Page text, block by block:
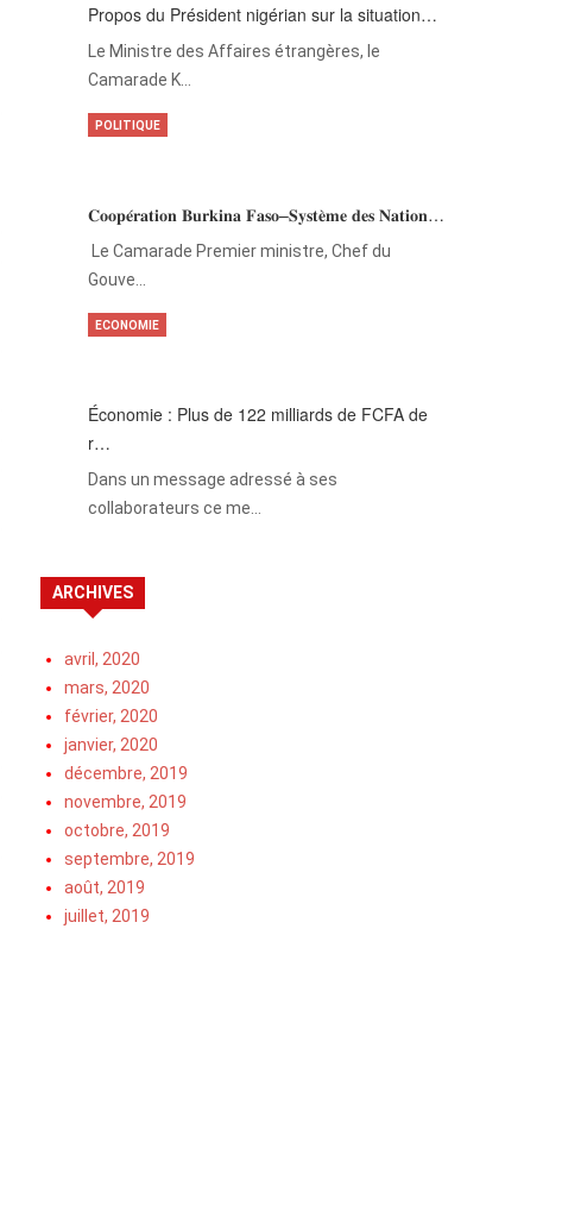
Propos du Président nigérian sur la situation…
Le Ministre des Affaires étrangères, le
Camarade K…
𝐂𝐨𝐨𝐩𝐞́𝐫𝐚𝐭𝐢𝐨𝐧 𝐁𝐮𝐫𝐤𝐢𝐧𝐚 𝐅𝐚𝐬𝐨–𝐒𝐲𝐬𝐭𝐞̀𝐦𝐞 𝐝𝐞𝐬 𝐍𝐚𝐭𝐢𝐨𝐧…
‎Le Camarade Premier ministre, Chef du
Gouve…
POLITIQUE
Économie : Plus de 122 milliards de FCFA de
r…
Dans un message adressé à ses
collaborateurs ce me…
ECONOMIE
ARCHIVES
avril, 2020
mars, 2020
février, 2020
janvier, 2020
décembre, 2019
novembre, 2019
octobre, 2019
septembre, 2019
août, 2019
juillet, 2019